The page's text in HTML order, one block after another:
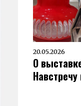
20.05.2026
О
Навстречу